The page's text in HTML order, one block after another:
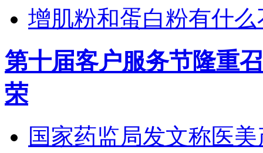
增肌粉和蛋白粉有什么
第十届客户服务节隆重
荣
国家药监局发文称医